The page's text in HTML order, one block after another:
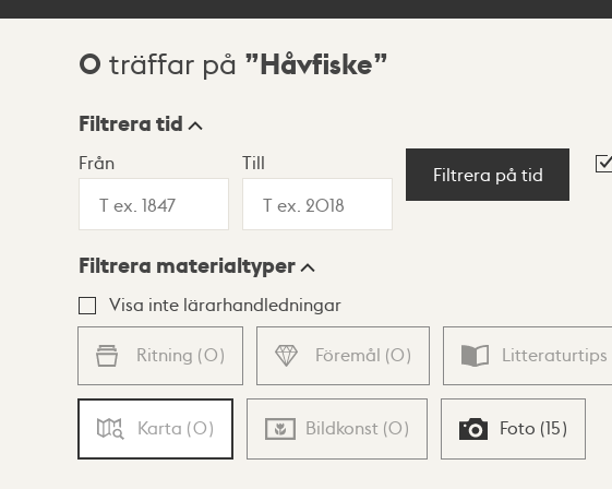
Sökresultat
0 träffar på Håvfiske
Visningsläge
Lista Karta
Filtrera tid
Från Till
Filtrera på tid
Filtrera materialtyper
Visa inte lärarhandledningar
Ritning (0) Föremål (0) Litteraturtips
Karta (0) Bildkonst (0) Foto (15)